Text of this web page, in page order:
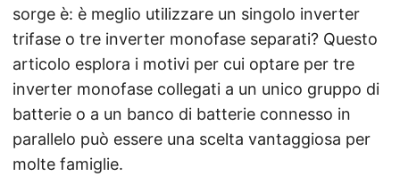
sorge è: è meglio utilizzare un singolo inverter
trifase o tre inverter monofase separati? Questo
articolo esplora i motivi per cui optare per tre
inverter monofase collegati a un unico gruppo di
batterie o a un banco di batterie connesso in
parallelo può essere una scelta vantaggiosa per
molte famiglie.